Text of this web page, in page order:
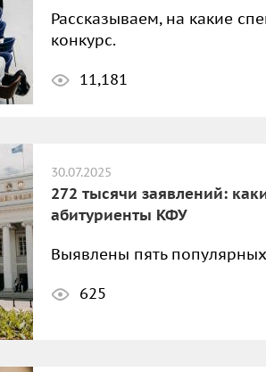
Рассказываем, на какие
конкурс.
11,181
30.07.2025
272 тысячи заявлений:
абитуриенты КФУ
Выявлены пять
625